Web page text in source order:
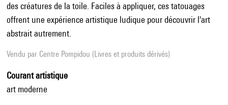
des créatures de la toile. Faciles à appliquer, ces tatouages
offrent une expérience artistique ludique pour découvrir l'art
abstrait autrement.
Vendu par Centre Pompidou (Livres et produits dérivés)
Courant artistique
art moderne